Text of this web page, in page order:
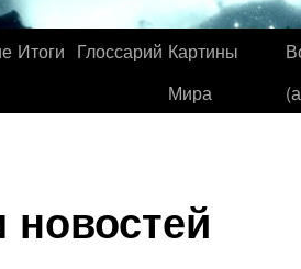
Итоги Глоссарий Картины
Мира